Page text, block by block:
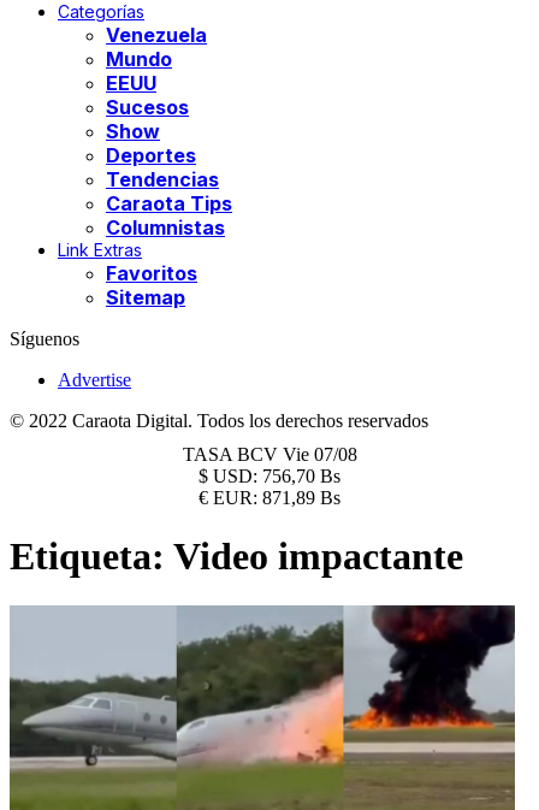
Categorías
Venezuela
Mundo
EEUU
Sucesos
Show
Deportes
Tendencias
Caraota Tips
Columnistas
Link Extras
Favoritos
Sitemap
Síguenos
Advertise
© 2022 Caraota Digital. Todos los derechos reservados
TASA BCV Vie 07/08
$ USD: 756,70 Bs
€ EUR: 871,89 Bs
Etiqueta: Video impactante